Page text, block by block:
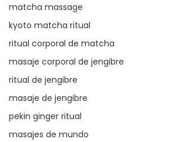
matcha massage
kyoto matcha ritual
ritual corporal de matcha
masaje corporal de jengibre
ritual de jengibre
masaje de jengibre
pekin ginger ritual
masajes de mundo